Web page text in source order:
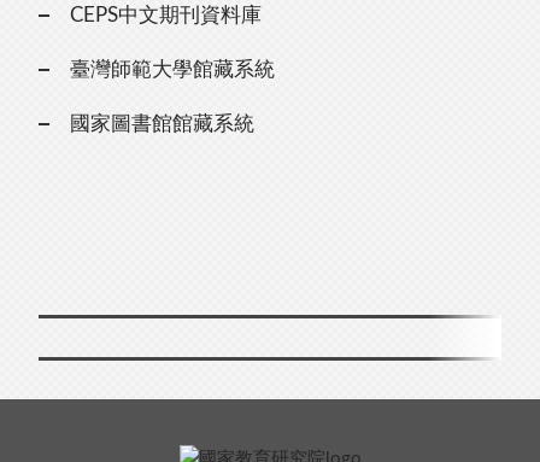
CEPS中文期刊資料庫
臺灣師範大學館藏系統
國家圖書館館藏系統